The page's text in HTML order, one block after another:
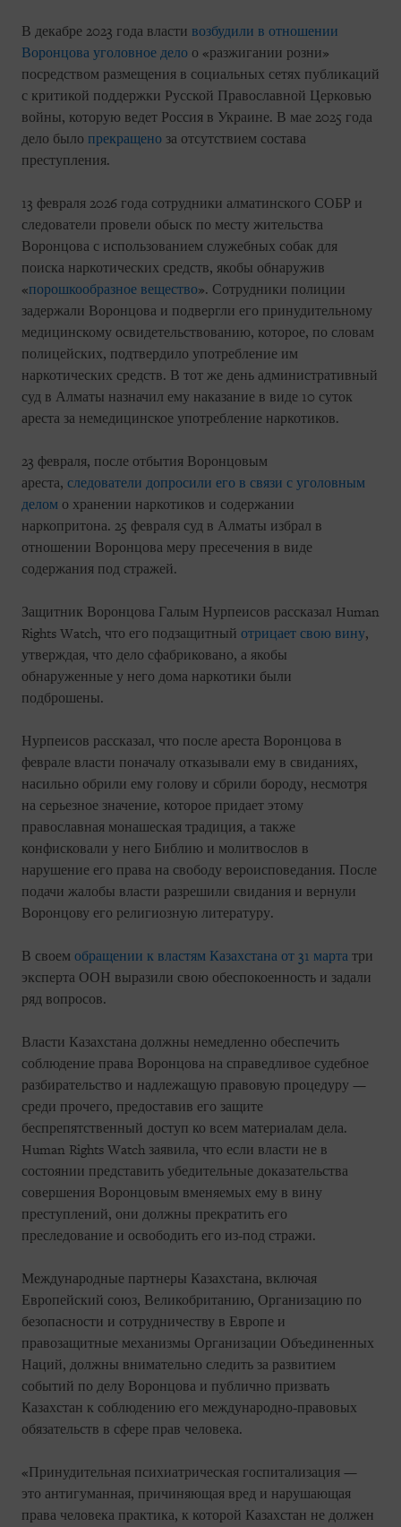
В декабре 2023 года власти возбудили в отношении
Воронцова уголовное дело о «разжигании розни»
посредством размещения в социальных сетях публикаций
с критикой поддержки Русской Православной Церковью
войны, которую ведет Россия в Украине. В мае 2025 года
дело было прекращено за отсутствием состава
преступления.
13 февраля 2026 года сотрудники алматинского СОБР и
следователи провели обыск по месту жительства
Воронцова с использованием служебных собак для
поиска наркотических средств, якобы обнаружив
«порошкообразное вещество». Сотрудники полиции
задержали Воронцова и подвергли его принудительному
медицинскому освидетельствованию, которое, по словам
полицейских, подтвердило употребление им
наркотических средств. В тот же день административный
суд в Алматы назначил ему наказание в виде 10 суток
ареста за немедицинское употребление наркотиков.
23 февраля, после отбытия Воронцовым
ареста, следователи допросили его в связи с уголовным
делом о хранении наркотиков и содержании
наркопритона. 25 февраля суд в Алматы избрал в
отношении Воронцова меру пресечения в виде
содержания под стражей.
Защитник Воронцова Галым Нурпеисов рассказал Human
Rights Watch, что его подзащитный отрицает свою вину,
утверждая, что дело сфабриковано, а якобы
обнаруженные у него дома наркотики были
подброшены.
Нурпеисов рассказал, что после ареста Воронцова в
феврале власти поначалу отказывали ему в свиданиях,
насильно обрили ему голову и сбрили бороду, несмотря
на серьезное значение, которое придает этому
православная монашеская традиция, а также
конфисковали у него Библию и молитвослов в
нарушение его права на свободу вероисповедания. После
подачи жалобы власти разрешили свидания и вернули
Воронцову его религиозную литературу.
В своем обращении к властям Казахстана от 31 марта три
эксперта ООН выразили свою обеспокоенность и задали
ряд вопросов.
Власти Казахстана должны немедленно обеспечить
соблюдение права Воронцова на справедливое судебное
разбирательство и надлежащую правовую процедуру —
среди прочего, предоставив его защите
беспрепятственный доступ ко всем материалам дела.
Human Rights Watch заявила, что если власти не в
состоянии представить убедительные доказательства
совершения Воронцовым вменяемых ему в вину
преступлений, они должны прекратить его
преследование и освободить его из-под стражи.
Международные партнеры Казахстана, включая
Европейский союз, Великобританию, Организацию по
безопасности и сотрудничеству в Европе и
правозащитные механизмы Организации Объединенных
Наций, должны внимательно следить за развитием
событий по делу Воронцова и публично призвать
Казахстан к соблюдению его международно-правовых
обязательств в сфере прав человека.
«Принудительная психиатрическая госпитализация —
это антигуманная, причиняющая вред и нарушающая
права человека практика, к которой Казахстан не должен